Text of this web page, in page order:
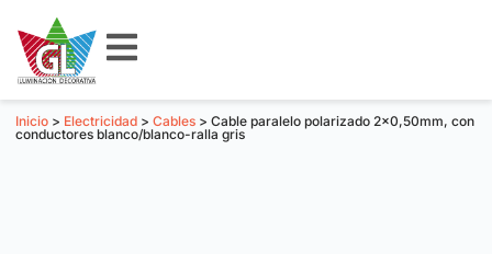
Inicio > Electricidad > Cables > Cable paralelo polarizado 2×0,50mm, con
conductores blanco/blanco-ralla gris